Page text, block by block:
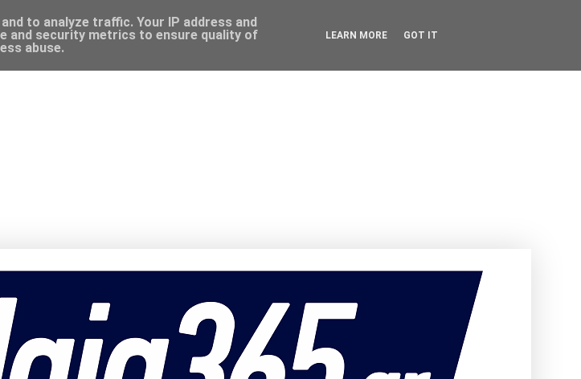
to analyze traffic. Your IP address and
and security metrics to ensure quality of
abuse.
LEARN MORE GOT IT